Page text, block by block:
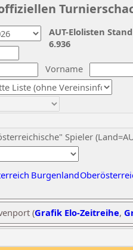
Vorname
Spieler
Burgenland
AUT-Elolisten
6.936
(Grafik Elo-Zeitreihe,